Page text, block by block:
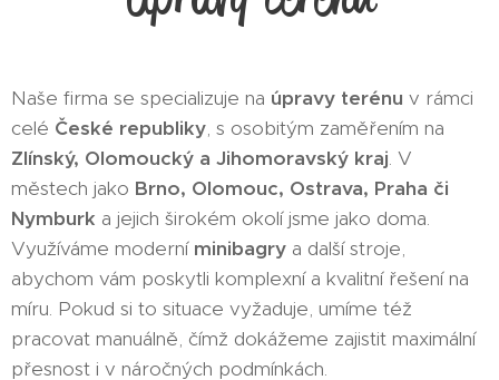
Naše firma se specializuje na úpravy terénu v rámci
celé České republiky, s osobitým zaměřením na
Zlínský, Olomoucký a Jihomoravský kraj. V
městech jako Brno, Olomouc, Ostrava, Praha či
Nymburk a jejich širokém okolí jsme jako doma.
Využíváme moderní minibagry a další stroje,
abychom vám poskytli komplexní a kvalitní řešení na
míru. Pokud si to situace vyžaduje, umíme též
pracovat manuálně, čímž dokážeme zajistit maximální
přesnost i v náročných podmínkách.